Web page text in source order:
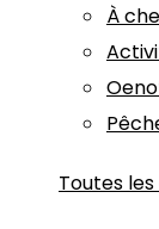
À
Toutes